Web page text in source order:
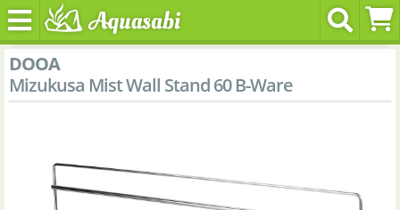
DOOA
Mizukusa Mist Wall Stand 60 B-Ware